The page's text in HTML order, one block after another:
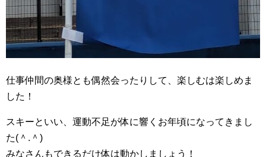
仕事仲間の奥様とも偶然会ったりして、楽しむは楽しめま
した！
スキーといい、運動不足が体に響くお年頃になってきまし
た(＾.＾)
みなさんもできるだけ体は動かしましょう！